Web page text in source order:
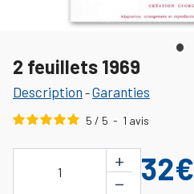
2 feuillets 1969
Description -Garanties
5 / 5 - 1 avis
1
+
−
32€